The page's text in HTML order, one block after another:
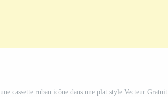
une cassette ruban icône dans une plat style Vecteur Gratuit